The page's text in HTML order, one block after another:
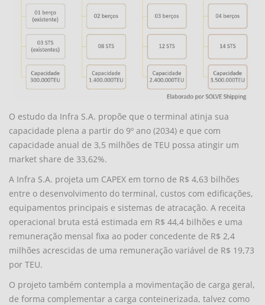
O estudo da Infra S.A. propõe que o terminal atinja sua
capacidade plena a partir do 9º ano (2034) e que com
capacidade anual de 3,5 milhões de TEU possa atingir um
market share de 33,62%.
A Infra S.A. projeta um CAPEX em torno de R$ 4,63 bilhões
entre o desenvolvimento do terminal, custos com edificações,
equipamentos principais e sistemas de atracação. A receita
operacional bruta está estimada em R$ 44,4 bilhões e uma
remuneração mensal fixa ao poder concedente de R$ 2,4
milhões acrescidas de uma remuneração variável de R$ 19,73
por TEU.
O projeto também contempla a movimentação de carga geral,
de forma complementar a carga conteinerizada, talvez como